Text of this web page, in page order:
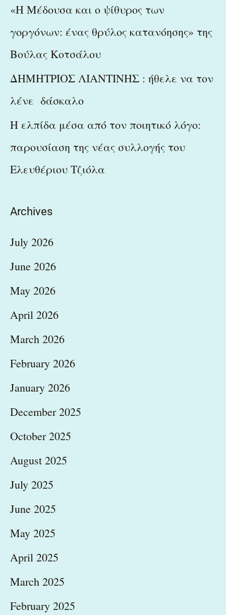
«Η Μέδουσα και ο ψίθυρος των
γοργόνων: ένας θρύλος κατανόησης» της
Βούλας Κοτσάλου
ΔΗΜΗΤΡΙΟΣ ΛΙΑΝΤΙΝΗΣ : ήθελε να τον
λένε δάσκαλο
Η ελπίδα μέσα από τον ποιητικό λόγο:
παρουσίαση της νέας συλλογής του
Ελευθέριου Τζιόλα
Archives
July 2026
June 2026
May 2026
April 2026
March 2026
February 2026
January 2026
December 2025
October 2025
August 2025
July 2025
June 2025
May 2025
April 2025
March 2025
February 2025